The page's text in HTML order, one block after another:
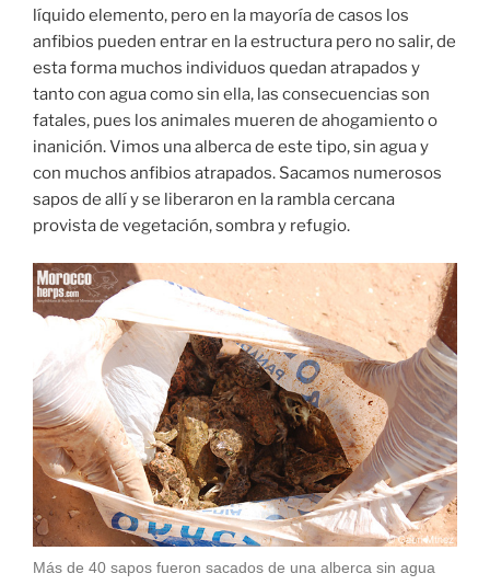
líquido elemento, pero en la mayoría de casos los
anfibios pueden entrar en la estructura pero no salir, de
esta forma muchos individuos quedan atrapados y
tanto con agua como sin ella, las consecuencias son
fatales, pues los animales mueren de ahogamiento o
inanición. Vimos una alberca de este tipo, sin agua y
con muchos anfibios atrapados. Sacamos numerosos
sapos de allí y se liberaron en la rambla cercana
provista de vegetación, sombra y refugio.
Más de 40 sapos fueron sacados de una alberca sin agua